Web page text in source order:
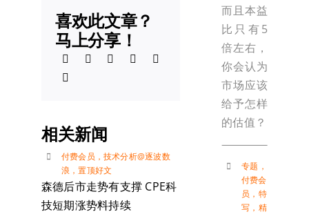
喜欢此文章？
马上分享！
相关新闻
付费会员 ， 技术分析@逐波数
浪 ，置顶好文
森德后市走势有支撑 CPE科
技短期涨势料持续
而且本益
比只有5
倍左右，
你会认为
市场应该
给予怎样
的估值？
专题 ，
付费会
员 ， 特
写 ， 精